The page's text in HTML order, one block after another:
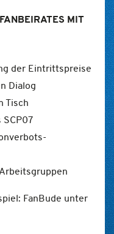
MIT
der Eintrittspreise
Dialog
Tisch
FanBude unter